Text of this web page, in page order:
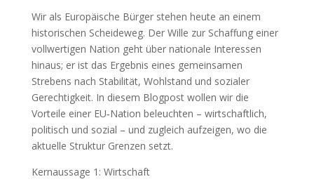
Wir als Europäische Bürger stehen heute an einem
historischen Scheideweg. Der Wille zur Schaffung einer
vollwertigen Nation geht über nationale Interessen
hinaus; er ist das Ergebnis eines gemeinsamen
Strebens nach Stabilität, Wohlstand und sozialer
Gerechtigkeit. In diesem Blogpost wollen wir die
Vorteile einer EU‑Nation beleuchten – wirtschaftlich,
politisch und sozial – und zugleich aufzeigen, wo die
aktuelle Struktur Grenzen setzt.
Kernaussage 1: Wirtschaft